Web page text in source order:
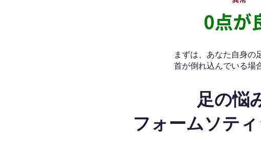
まずは、あなた自身の
首が倒れ込んでいる場
足の悩
フォームソテ